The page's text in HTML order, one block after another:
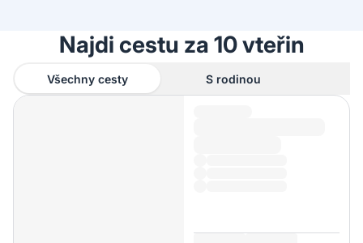
Najdi cestu za 10 vteřin
Všechny cesty S rodinou